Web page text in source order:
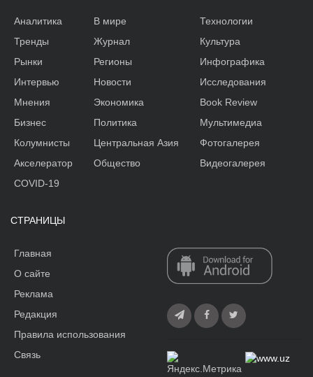
Аналитика
Тренды
Рынки
Интервью
Мнения
Бизнес
Колумнисты
Акселератор
В мире
Журнал
Регионы
Новости
Экономика
Политика
Центральная Азия
Общество
Технологии
Культура
Инфографика
Исследования
Book Review
Мультимедиа
Фотогалерея
Видеогалерея
COVID-19
СТРАНИЦЫ
Главная
О сайте
Реклама
Редакция
Правила использования
Связь